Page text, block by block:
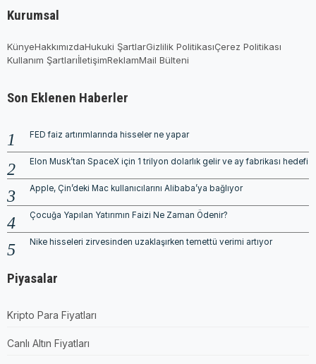
Kurumsal
KünyeHakkımızdaHukuki ŞartlarGizlilik PolitikasıÇerez Politikası
Kullanım ŞartlarıİletişimReklamMail Bülteni
Son Eklenen Haberler
FED faiz artırımlarında hisseler ne yapar
Elon Musk’tan SpaceX için 1 trilyon dolarlık gelir ve ay fabrikası hedefi
Apple, Çin’deki Mac kullanıcılarını Alibaba’ya bağlıyor
Çocuğa Yapılan Yatırımın Faizi Ne Zaman Ödenir?
Nike hisseleri zirvesinden uzaklaşırken temettü verimi artıyor
Piyasalar
Kripto Para Fiyatları
Canlı Altın Fiyatları